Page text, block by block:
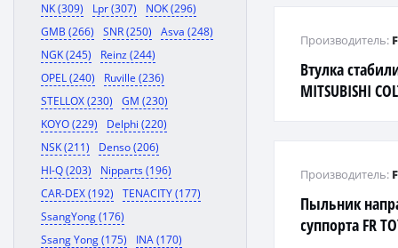
NK (309)
Lpr (307)
NOK (296)
GMB (266)
SNR (250)
Asva (248)
NGK (245)
Reinz (244)
OPEL (240)
Ruville (236)
STELLOX (230)
GM (230)
KOYO (229)
Delphi (220)
NSK (211)
Denso (206)
HI-Q (203)
Nipparts (196)
CAR-DEX (192)
TENACITY (177)
SsangYong (176)
Ssang Yong (175)
INA (170)
Втулка
MITSUBISHI
Производитель:
Пыльник
суппорта FR
Производитель: